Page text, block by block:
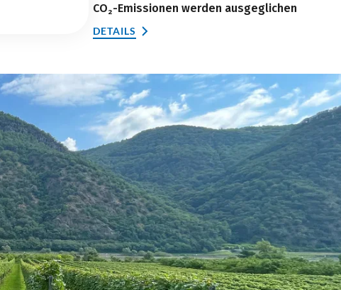
CO₂-Emissionen werden ausgeglichen
DETAILS